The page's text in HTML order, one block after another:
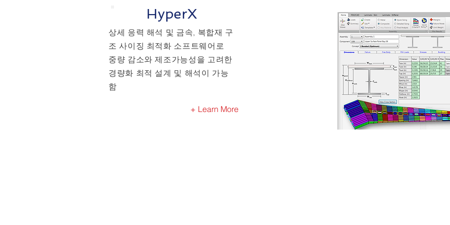
HyperX
상세 응력 해석 및 금속, 복합재 구
조 사이징 최적화 소프트웨어로
중량 감소와 제조가능성을 고려한
경량화 최적 설계 및 해석이 가능
함
+ Learn More